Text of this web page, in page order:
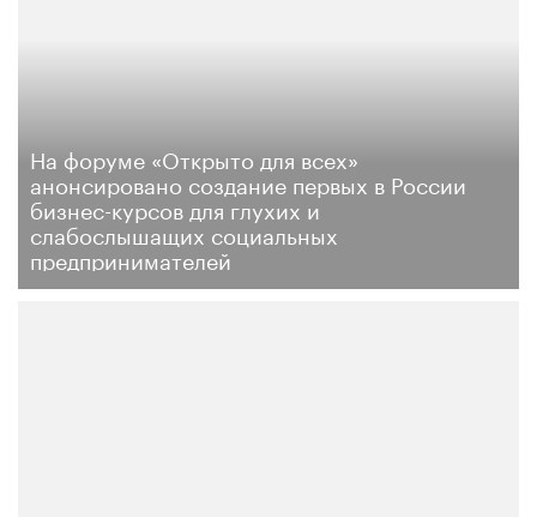
На форуме «Открыто для всех»
анонсировано создание первых в России
бизнес-курсов для глухих и
слабослышащих социальных
предпринимателей